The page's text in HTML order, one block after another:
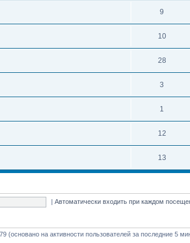
9
10
28
3
1
12
13
|Автоматически входить при каждом
(основано на активности пользователей за последние 5